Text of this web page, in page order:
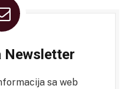
Newsletter
sa web